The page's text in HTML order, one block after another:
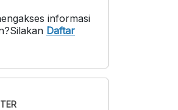
informasi
Silakan Daftar